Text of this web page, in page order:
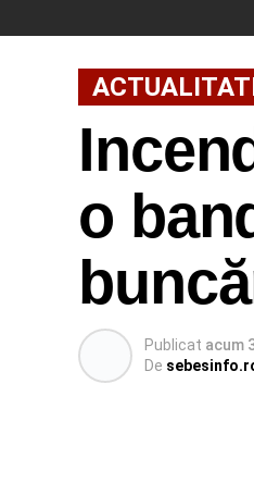
o
Publicat acum
De